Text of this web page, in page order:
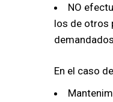
NO
los de otros
En el caso